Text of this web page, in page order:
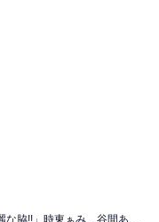
「綺麗な脇!!」時東ぁみ、谷間あらわな脇見せポーズ公開！ 「最高のポーズ」「目線がセクスィー」の声